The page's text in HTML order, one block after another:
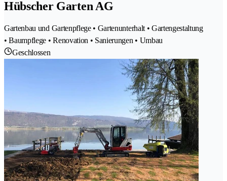
Hübscher Garten AG
Gartenbau und Gartenpflege • Gartenunterhalt • Gartengestaltung
• Baumpflege • Renovation • Sanierungen • Umbau
Geschlossen